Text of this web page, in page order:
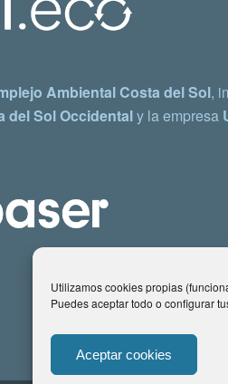
Utilizamos cookies propias
Puedes aceptar todo o configurar
Aceptar cookies
Ambiental Costa del Sol,
del Sol Occidentaly la empresa